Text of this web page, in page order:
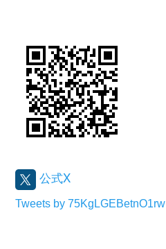
公式X
Tweets by 75KgLGEBetnO1rw